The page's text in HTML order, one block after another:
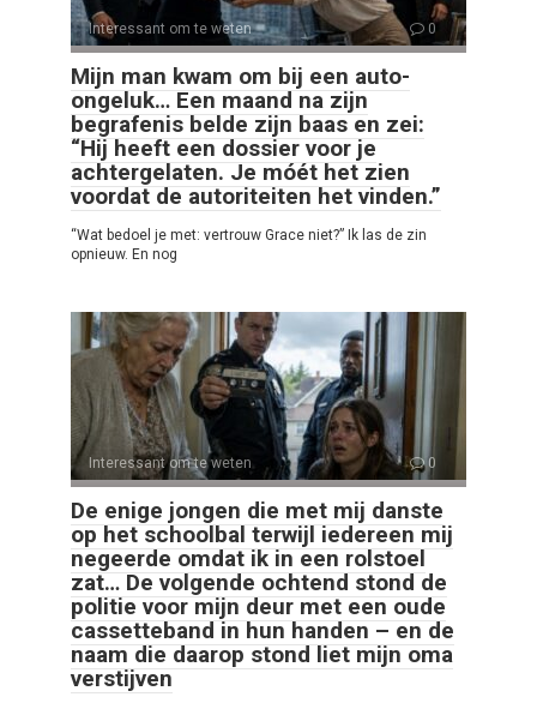
Interessant om te weten 0
Mijn man kwam om bij een auto-
ongeluk… Een maand na zijn
begrafenis belde zijn baas en zei:
“Hij heeft een dossier voor je
achtergelaten. Je móét het zien
voordat de autoriteiten het vinden.”
“Wat bedoel je met: vertrouw Grace niet?” Ik las de zin
opnieuw. En nog
Interessant om te weten 0
De enige jongen die met mij danste
op het schoolbal terwijl iedereen mij
negeerde omdat ik in een rolstoel
zat… De volgende ochtend stond de
politie voor mijn deur met een oude
cassetteband in hun handen – en de
naam die daarop stond liet mijn oma
verstijven